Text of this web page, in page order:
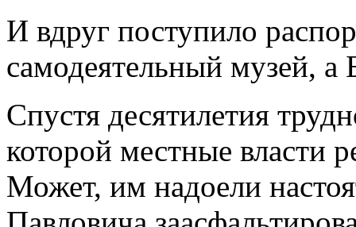
И вдруг поступило
самодеятельный музей, а
Спустя десятилетия
которой местные власти
Может, им надоели